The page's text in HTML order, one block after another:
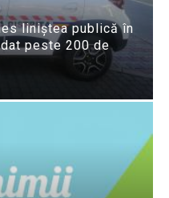
liniștea publică în
peste 200 de